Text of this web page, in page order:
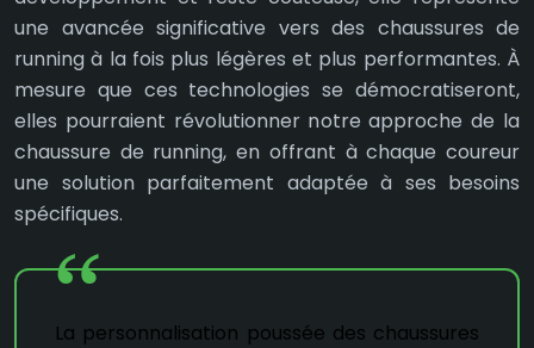
une avancée significative vers des chaussures de
running à la fois plus légères et plus performantes. À
mesure que ces technologies se démocratiseront,
elles pourraient révolutionner notre approche de la
chaussure de running, en offrant à chaque coureur
une solution parfaitement adaptée à ses besoins
spécifiques.
La personnalisation poussée des chaussures